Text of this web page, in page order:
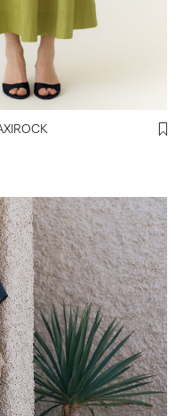
de-de/yasfilio-